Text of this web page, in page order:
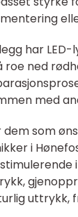
har
roe ned
med
dem som
i
uttrykk,